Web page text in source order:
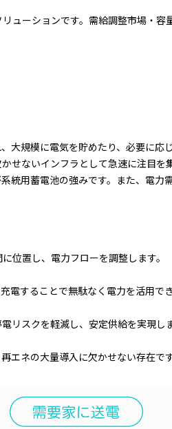
ューションです。需給調整市場・
規模に電気を貯めたり、必要に応
せないインフラとして急速に注目
統用蓄電池の強みです。また、電
位置し、電力フローを調整します。
することで無駄なく電力を活用でき
リスクを軽減し、安定供給を実現しま
エネの大量導入に欠かせない存在です